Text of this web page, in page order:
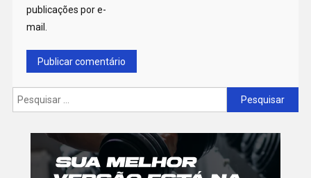
publicações por e-
mail.
Pesquisar
por: